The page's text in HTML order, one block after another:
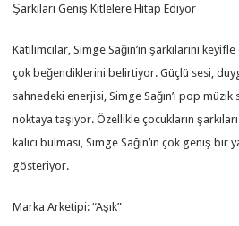
Şarkıları Geniş Kitlelere Hitap Ediyor
Katılımcılar, Simge Sağın’ın şarkılarını
çok beğendiklerini belirtiyor. Güçlü sesi,
sahnedeki enerjisi, Simge Sağın’ı pop müzik
noktaya taşıyor. Özellikle çocukların
kalıcı bulması, Simge Sağın’ın çok geniş bir
gösteriyor.
Marka Arketipi: “Aşık”